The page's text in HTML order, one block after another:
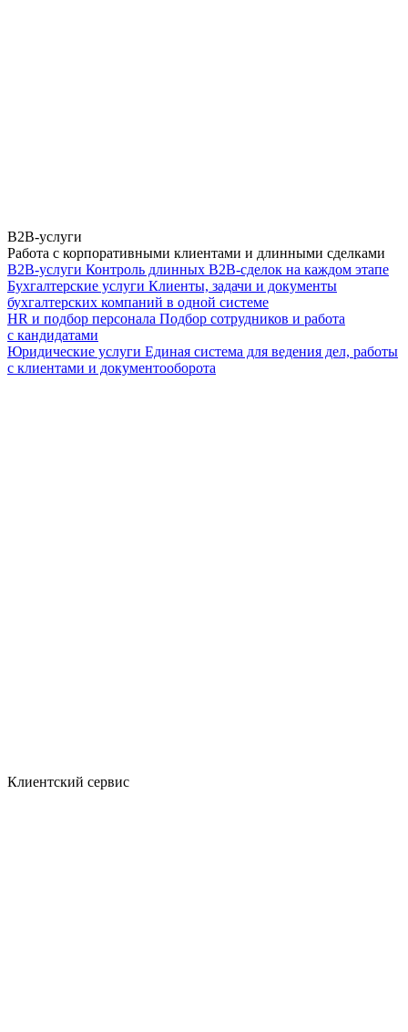
B2B-услуги
Работа с корпоративными клиентами и длинными сделками
B2B-услуги Контроль длинных B2B-сделок на каждом этапе
Бухгалтерские услуги Клиенты, задачи и документы
бухгалтерских компаний в одной системе
HR и подбор персонала Подбор сотрудников и работа
с кандидатами
Юридические услуги Единая система для ведения дел, работы
с клиентами и документооборота
Клиентский сервис